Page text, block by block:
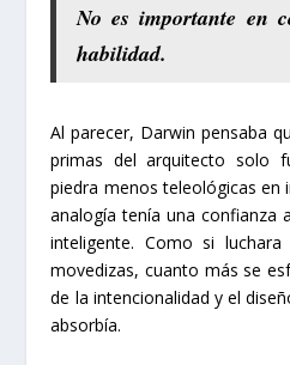
No es importante en
habilidad.
Al parecer, Darwin pensaba
primas del arquitecto solo
piedra menos teleológicas en
analogía tenía una confianza
inteligente. Como si
movedizas, cuanto más se
de la intencionalidad y el
absorbía.